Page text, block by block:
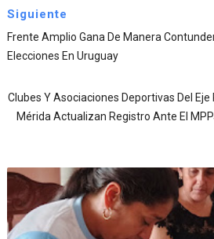
Siguiente
Frente Amplio Gana De Manera
Elecciones En Uruguay
Clubes Y Asociaciones Deportivas Del
Mérida Actualizan Registro Ante El